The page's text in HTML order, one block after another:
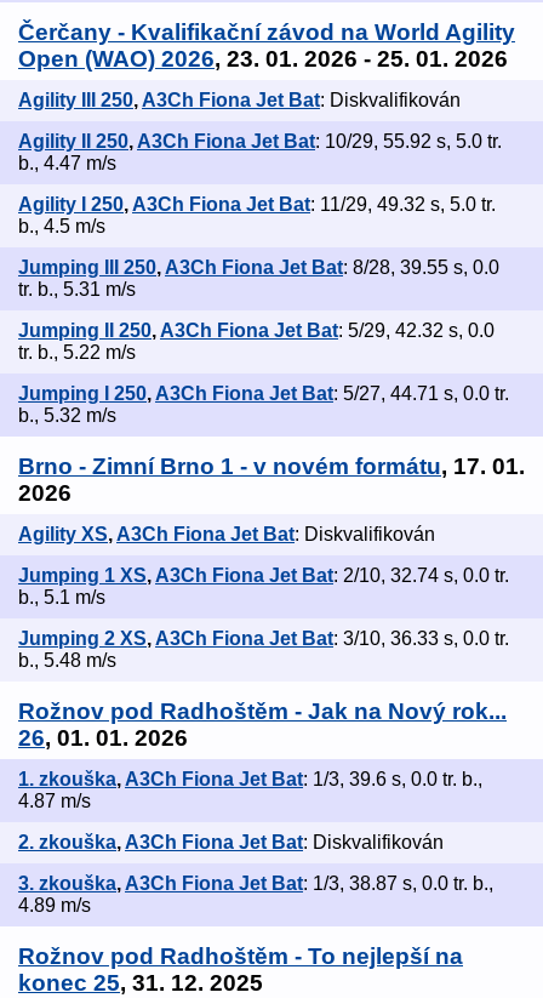
Čerčany - Kvalifikační závod na World Agility
Open (WAO) 2026, 23. 01. 2026 - 25. 01. 2026
Agility III 250,A3Ch Fiona Jet Bat: Diskvalifikován
Agility II 250, A3Ch Fiona Jet Bat: 10/29, 55.92 s, 5.0 tr.
b., 4.47 m/s
Agility I 250,A3Ch Fiona Jet Bat: 11/29, 49.32 s, 5.0 tr.
b., 4.5 m/s
Jumping III 250, A3Ch Fiona Jet Bat: 8/28, 39.55 s, 0.0
tr. b., 5.31 m/s
Jumping II 250,A3Ch Fiona Jet Bat: 5/29, 42.32 s, 0.0
tr. b., 5.22 m/s
Jumping I 250, A3Ch Fiona Jet Bat: 5/27, 44.71 s, 0.0 tr.
b., 5.32 m/s
Brno - Zimní Brno 1 - v novém formátu, 17. 01.
2026
Agility XS,A3Ch Fiona Jet Bat: Diskvalifikován
Jumping 1 XS, A3Ch Fiona Jet Bat: 2/10, 32.74 s, 0.0 tr.
b., 5.1 m/s
Jumping 2 XS,A3Ch Fiona Jet Bat: 3/10, 36.33 s, 0.0 tr.
b., 5.48 m/s
Rožnov pod Radhoštěm - Jak na Nový rok...
26, 01. 01. 2026
1. zkouška, A3Ch Fiona Jet Bat: 1/3, 39.6 s, 0.0 tr. b.,
4.87 m/s
2. zkouška,A3Ch Fiona Jet Bat: Diskvalifikován
3. zkouška, A3Ch Fiona Jet Bat: 1/3, 38.87 s, 0.0 tr. b.,
4.89 m/s
Rožnov pod Radhoštěm - To nejlepší na
konec 25, 31. 12. 2025